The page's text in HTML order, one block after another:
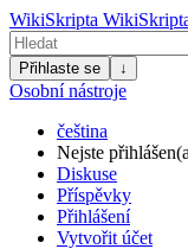
WikiSkripta
Přihlaste se ↓
Osobní nástroje
čeština
Nejste
Diskuse
Příspěvky
Přihlášení
Vytvořit účet